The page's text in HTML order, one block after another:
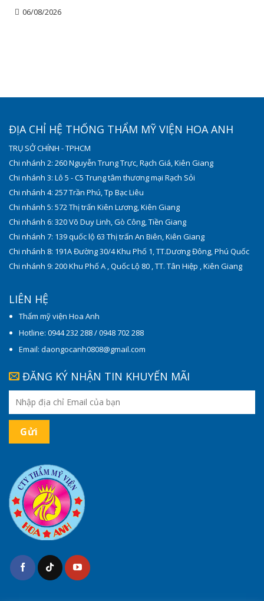
06/08/2026
ĐỊA CHỈ HỆ THỐNG THẨM MỸ VIỆN HOA ANH
TRỤ SỞ CHÍNH - TPHCM
Chi nhánh 2: 260 Nguyễn Trung Trực, Rạch Giá, Kiên Giang
Chi nhánh 3: Lô 5 - C5 Trung tâm thương mại Rạch Sỏi
Chi nhánh 4: 257 Trần Phú, Tp Bạc Liêu
Chi nhánh 5: 572 Thị trấn Kiên Lương, Kiên Giang
Chi nhánh 6: 320 Võ Duy Linh, Gò Công, Tiền Giang
Chi nhánh 7: 139 quốc lộ 63 Thị trấn An Biên, Kiên Giang
Chi nhánh 8: 191A Đường 30/4 Khu Phố 1, TT.Dương Đông, Phú Quốc
Chi nhánh 9: 200 Khu Phố A , Quốc Lộ 80 , TT. Tân Hiệp , Kiên Giang
LIÊN HỆ
Thẩm mỹ viện Hoa Anh
Hotline: 0944 232 288 / 0948 702 288
Email: daongocanh0808@gmail.com
ĐĂNG KÝ NHẬN TIN KHUYẾN MÃI